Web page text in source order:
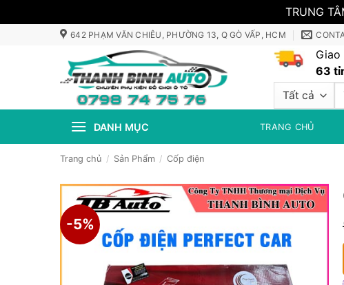
TRUNG
642 PHẠM VĂN CHIÊU, PHƯỜNG 13, Q GÒ VẤP, HCM
Giao
63
DANH MỤC TRANG CHỦ
Trang chủ / Sản Phẩm / Cốp điện
-5%